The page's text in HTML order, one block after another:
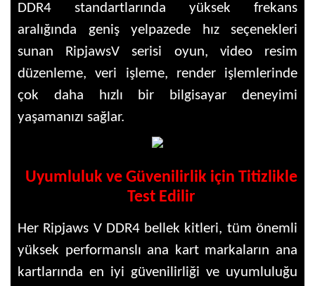
DDR4 standartlarında yüksek frekans
aralığında geniş yelpazede hız seçenekleri
sunan RipjawsV serisi oyun, video resim
düzenleme, veri işleme, render işlemlerinde
çok daha hızlı bir bilgisayar deneyimi
yaşamanızı sağlar.
Uyumluluk ve Güvenilirlik için Titizlikle
Test Edilir
Her Ripjaws V DDR4 bellek kitleri, tüm önemli
yüksek performanslı ana kart markaların ana
kartlarında en iyi güvenilirliği ve uyumluluğu